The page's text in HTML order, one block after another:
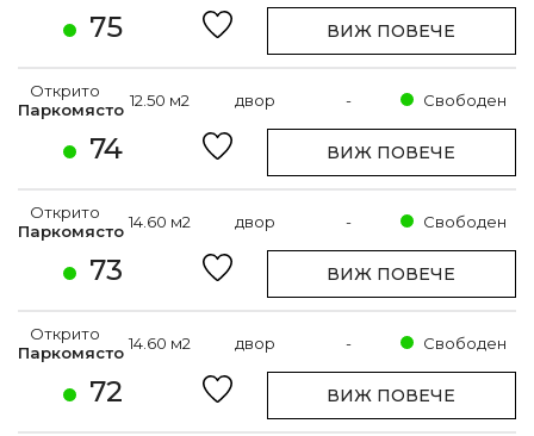
75 ВИЖ ПОВЕЧЕ
74
Открито
Паркомясто 12.50 м2 двор - Свободен
ВИЖ ПОВЕЧЕ
73
Открито
Паркомясто 14.60 м2 двор - Свободен
ВИЖ ПОВЕЧЕ
72
Открито
Паркомясто 14.60 м2 двор - Свободен
ВИЖ ПОВЕЧЕ